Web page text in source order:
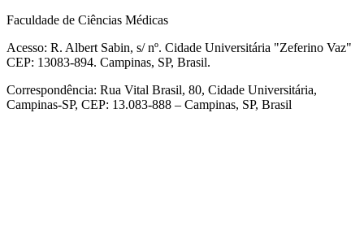
Faculdade de Ciências Médicas
Acesso: R. Albert Sabin, s/ nº. Cidade Universitária "Zeferino Vaz"
CEP: 13083-894. Campinas, SP, Brasil.
Correspondência: Rua Vital Brasil, 80, Cidade Universitária,
Campinas-SP, CEP: 13.083-888 – Campinas, SP, Brasil